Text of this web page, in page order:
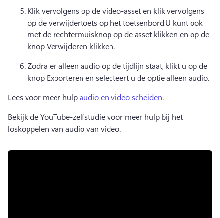
Klik vervolgens op de video-asset en klik vervolgens
op de verwijdertoets op het toetsenbord.U kunt ook
met de rechtermuisknop op de asset klikken en op de
knop Verwijderen klikken.
Zodra er alleen audio op de tijdlijn staat, klikt u op de
knop Exporteren en selecteert u de optie alleen audio.
Lees voor meer hulp audio en video scheiden.
Bekijk de YouTube-zelfstudie voor meer hulp bij het
loskoppelen van audio van video.